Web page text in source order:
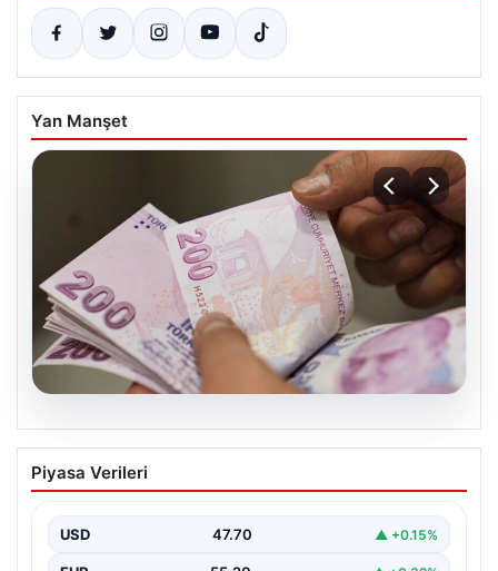
Yan Manşet
06.08.2026
2026 Kurban Bayramı Emekli İkramiyesi
Ne Zaman Yatacak? Detaylar Burada
milyon emekli vatandaşın merakla beklediği bayram
ikramiyesi…
Piyasa Verileri
USD 47.70 ▲ +0.15%